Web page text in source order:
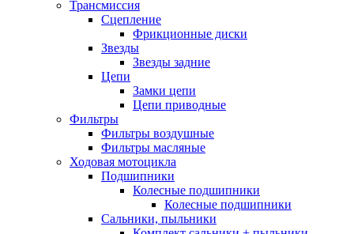
Трансмиссия
Cцепление
Фрикционные диски
Звезды
Звезды задние
Цепи
Замки цепи
Цепи приводные
Фильтры
Фильтры воздушные
Фильтры масляные
Ходовая мотоцикла
Подшипники
Колесные подшипники
Колесные подшипники
Сальники, пыльники